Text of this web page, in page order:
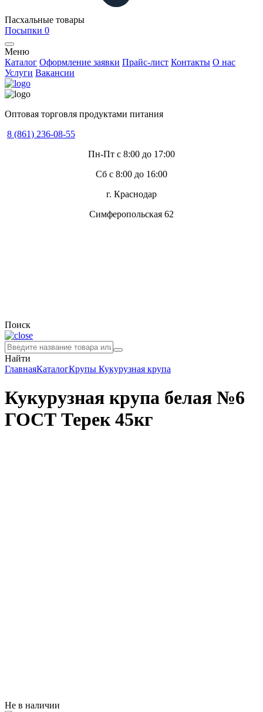
Пасхальные товары
Посыпки 0
Меню
Каталог Оформление заявки Прайс-лист Контакты О нас
Услуги Вакансии
Оптовая торговля продуктами питания
8 (861) 236-08-55
Пн-Пт с 8:00 до 17:00
Сб с 8:00 до 16:00
г. Краснодар
Симферопольская 62
Поиск
Найти
ГлавнаяКаталогКрупы Кукурузная крупа
Кукурузная крупа белая №6
ГОСТ Терек 45кг
Не в наличии